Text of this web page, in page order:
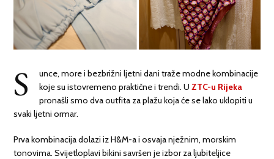
S
unce, more i bezbrižni ljetni dani traže modne kombinacije
koje su istovremeno praktične i trendi. UZTC-u Rijeka
pronašli smo dva outfita za plažu koja će se lako uklopiti u
svaki ljetni ormar.
Prva kombinacija dolazi iz H&M-a i osvaja nježnim, morskim
tonovima. Svijetloplavi bikini savršen je izbor za ljubiteljice